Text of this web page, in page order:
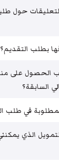
حول
بطلب التقديم؟
الحصول على
السابقة؟
في طلب
الذي